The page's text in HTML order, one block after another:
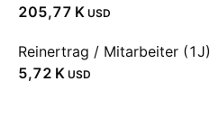
‪205,77 K‬ USD
Reinertrag / Mitarbeiter (1J)
‪5,72 K‬ USD